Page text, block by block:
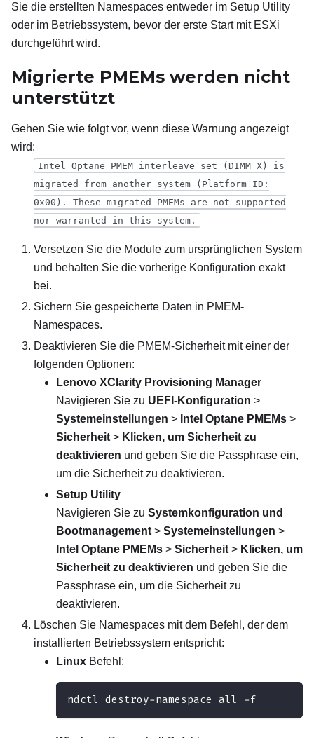
Sie die erstellten Namespaces entweder im Setup Utility
oder im Betriebssystem, bevor der erste Start mit ESXi
durchgeführt wird.
Migrierte PMEMs werden nicht
unterstützt
Gehen Sie wie folgt vor, wenn diese Warnung angezeigt
wird:
Intel Optane PMEM interleave set (DIMM X) is
migrated from another system (Platform ID:
0x00). These migrated PMEMs are not supported
nor warranted in this system.
Versetzen Sie die Module zum ursprünglichen System
und behalten Sie die vorherige Konfiguration exakt
bei.
Sichern Sie gespeicherte Daten in PMEM-
Namespaces.
Deaktivieren Sie die PMEM-Sicherheit mit einer der
folgenden Optionen:
Lenovo XClarity Provisioning Manager
Navigieren Sie zu UEFI-Konfiguration >
Systemeinstellungen > Intel Optane PMEMs >
Sicherheit > Klicken, um Sicherheit zu
deaktivieren und geben Sie die Passphrase ein,
um die Sicherheit zu deaktivieren.
Setup Utility
Navigieren Sie zu Systemkonfiguration und
Bootmanagement > Systemeinstellungen >
Intel Optane PMEMs > Sicherheit > Klicken, um
Sicherheit zu deaktivieren und geben Sie die
Passphrase ein, um die Sicherheit zu
deaktivieren.
Löschen Sie Namespaces mit dem Befehl, der dem
installierten Betriebssystem entspricht:
Linux Befehl:
ndctl destroy-namespace all -f